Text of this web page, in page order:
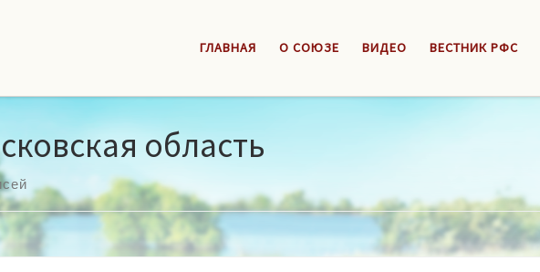
ГЛАВНАЯ О СОЮЗЕ ВИДЕО ВЕСТНИК РФС
область